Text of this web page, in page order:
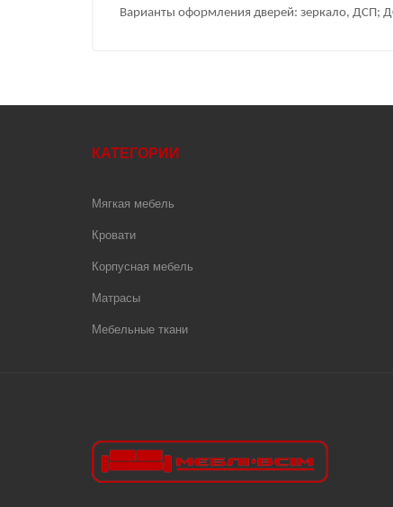
Варианты оформления дверей: зеркало, ДСП;
КАТЕГОРИИ
Мягкая мебель
Кровати
Корпусная мебель
Матрасы
Мебельные ткани